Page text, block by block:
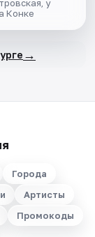
у
Конке
→
Города
Артисты
Промокоды